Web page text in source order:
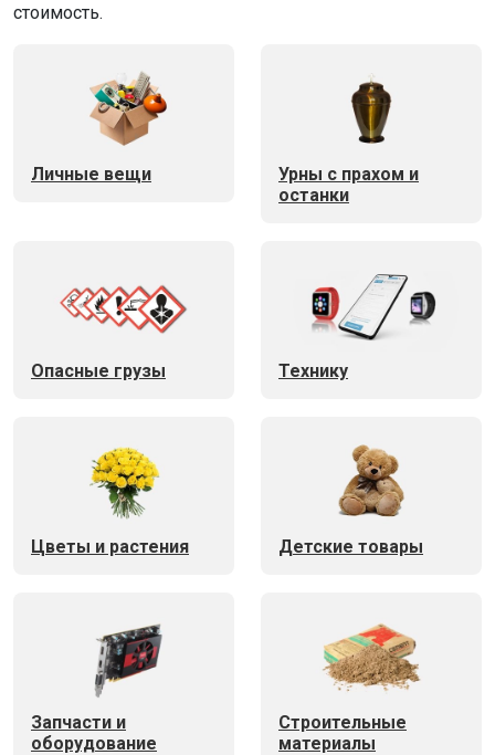
стоимость.
Личные вещи
Урны с прахом и
останки
Опасные грузы Технику
Цветы и растения Детские товары
Запчасти и
оборудование
Строительные
материалы